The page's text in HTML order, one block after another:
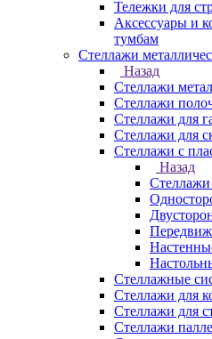
Тележки для
Аксесcуары и
тумбам
Стеллажи
Назад
Стеллажи
Стеллажи
Стеллажи для
Стеллажи для
Стеллажи с
Назад
Стеллажные
Стеллажи для
Стеллажи для
Стеллажи